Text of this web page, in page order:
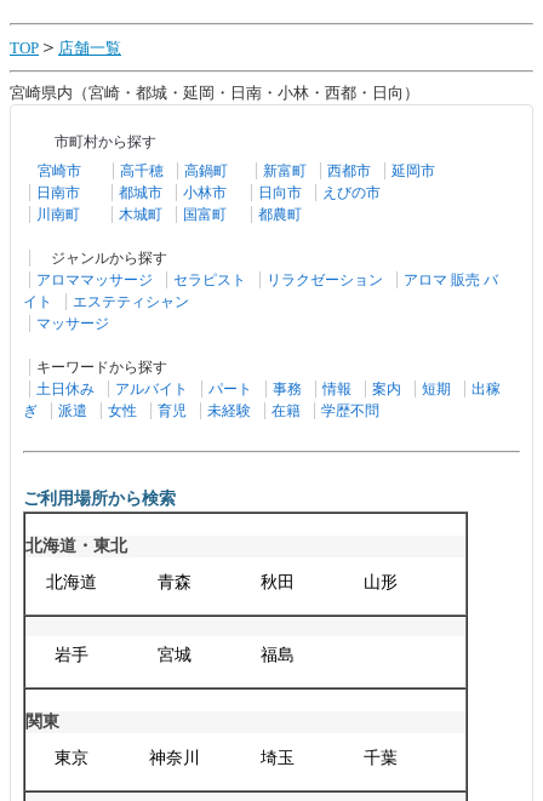
TOP ＞ 店舗一覧
宮崎県内（宮崎・都城・延岡・日南・小林・西都・日向）
市町村から探す
宮崎市
高千穂 高鍋町 新富町 西都市
延岡市
日南市
都城市 小林市 日向市
えびの市
川南町
木城町 国富町 都農町
ジャンルから探す
アロママッサージ
セラピスト リラクゼーション
アロマ 販売 バ
イト
エステティシャン
マッサージ
キーワードから探す
土日休み
アルバイト パート 事務 情報 案内 短期
出稼
ぎ
派遣 女性 育児 未経験 在籍 学歴不問
ご利用場所から検索
北海道・東北
北海道
青森 秋田 山形
岩手 宮城 福島
関東
東京
神奈川 埼玉 千葉